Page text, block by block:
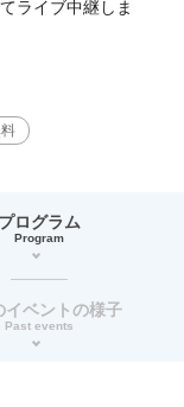
ライブ中継しま
プログラム
Program
イベントの様子
Past events